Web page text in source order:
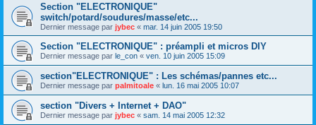
Section "ELECTRONIQUE"
switch/potard/soudures/masse/etc...
Dernier message par jybec « mar. 14 juin 2005 19:50
Section "ELECTRONIQUE" : préampli et micros DIY
Dernier message par le_con « ven. 10 juin 2005 15:09
section"ELECTRONIQUE" : Les schémas/pannes etc...
Dernier message par palmitoale « lun. 16 mai 2005 10:07
section "Divers + Internet + DAO"
Dernier message par jybec « sam. 14 mai 2005 12:32